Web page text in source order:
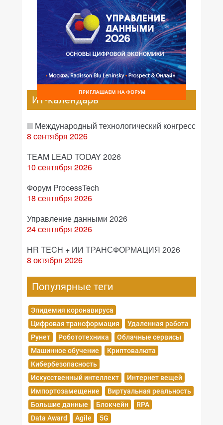
ИТ-календарь
III Международный технологический конгресс
8 сентября 2026
TEAM LEAD TODAY 2026
10 сентября 2026
Форум ProcessTech
18 сентября 2026
Управление данными 2026
24 сентября 2026
HR TECH + ИИ ТРАНСФОРМАЦИЯ 2026
8 октября 2026
Популярные теги
Эпидемия коронавируса
Цифровая трансформация
Удаленная работа
Рунет
Робототехника
Облачные сервисы
Машинное обучение
Криптовалюта
Кибербезопасность
Искусственный интеллект
Интернет вещей
Импортозамещение
Виртуальная реальность
Большие данные
Блокчейн
RPA
Data Award
Agile 5G